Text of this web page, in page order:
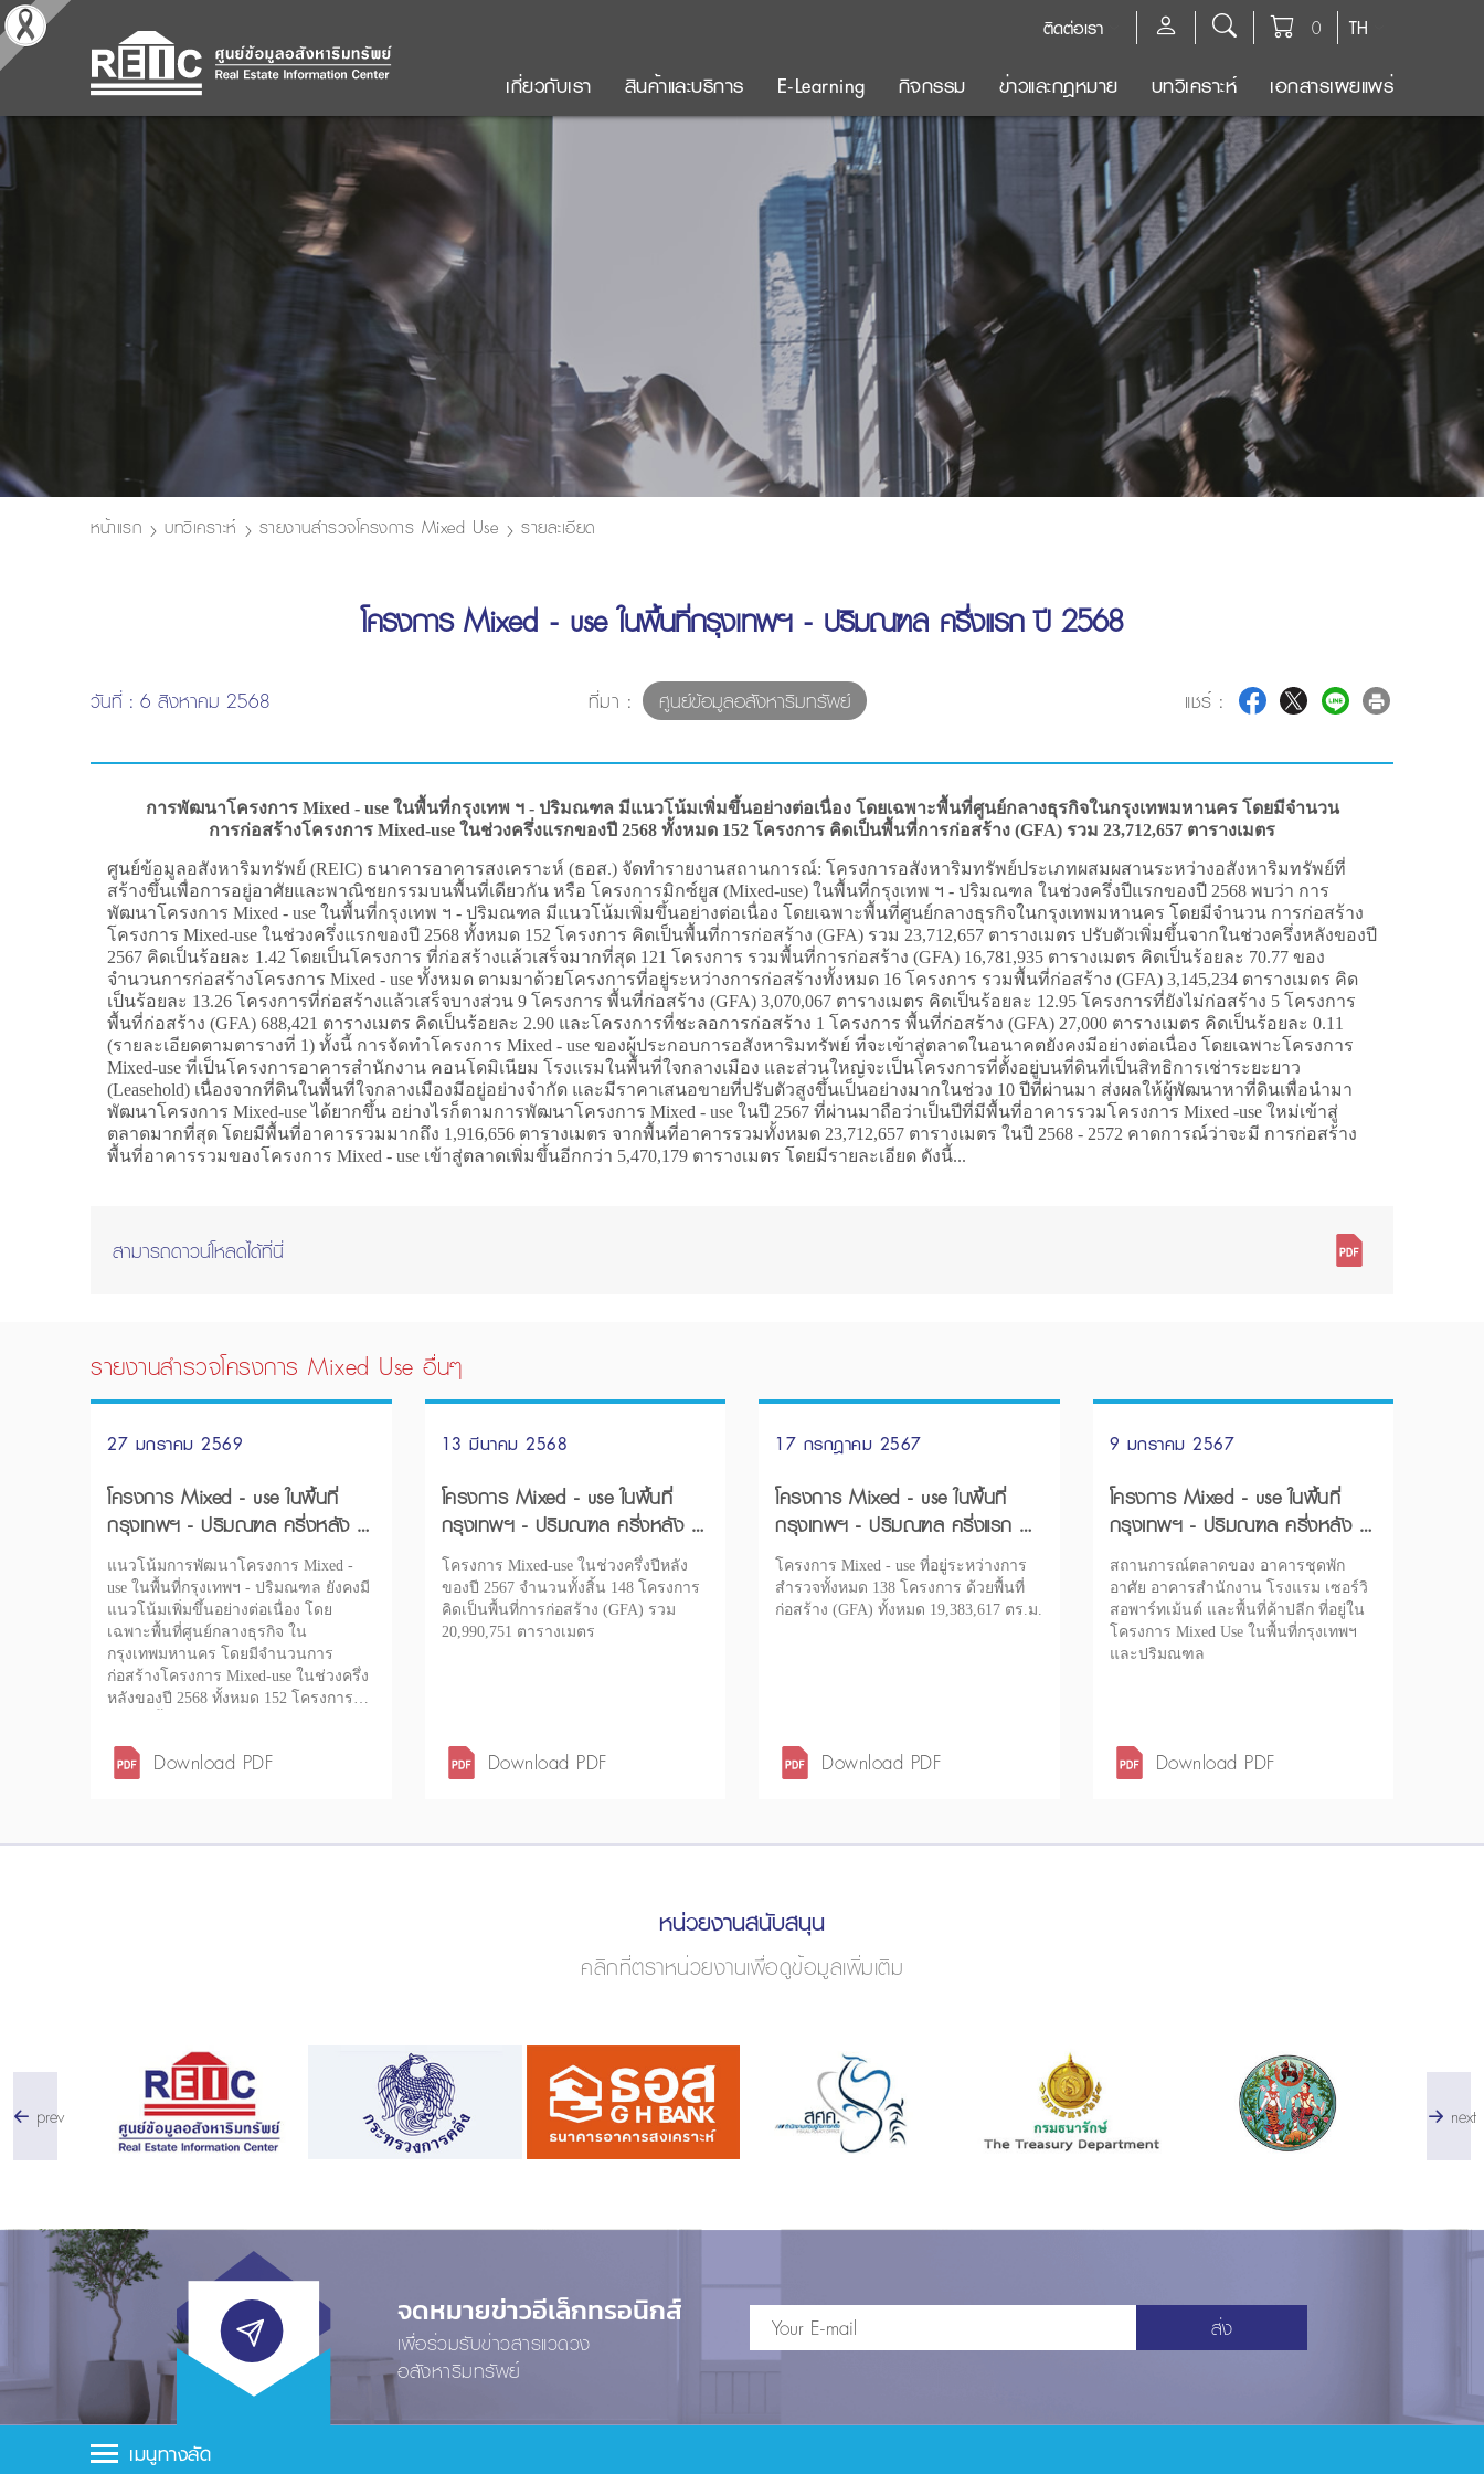
TH
0
ติดต่อเรา
เกี่ยวกับเรา สินค้าและบริการ E-Learning กิจกรรม ข่าวและกฎหมาย บทวิเคราะห์ เอกสารเผยแพร่
หน้าแรก บทวิเคราะห์ รายงานสำรวจโครงการ Mixed Use รายละเอียด
โครงการ Mixed - use ในพื้นที่กรุงเทพฯ - ปริมณฑล ครึ่งแรก ปี 2568
วันที่ : 6 สิงหาคม 2568 ที่มา : ศูนย์ข้อมูลอสังหาริมทรัพย์ แชร์ :
การพัฒนาโครงการ Mixed - use ในพื้นที่กรุงเทพ ฯ - ปริมณฑล มีแนวโน้มเพิ่มขึ้นอย่างต่อเนื่อง โดยเฉพาะพื้นที่ศูนย์กลางธุรกิจในกรุงเทพมหานคร โดยมีจำนวน
การก่อสร้างโครงการ Mixed-use ในช่วงครึ่งแรกของปี 2568 ทั้งหมด 152 โครงการ คิดเป็นพื้นที่การก่อสร้าง (GFA) รวม 23,712,657 ตารางเมตร
ศูนย์ข้อมูลอสังหาริมทรัพย์ (REIC) ธนาคารอาคารสงเคราะห์ (ธอส.) จัดทำรายงานสถานการณ์: โครงการอสังหาริมทรัพย์ประเภทผสมผสานระหว่างอสังหาริมทรัพย์ที่
สร้างขึ้นเพื่อการอยู่อาศัยและพาณิชยกรรมบนพื้นที่เดียวกัน หรือ โครงการมิกซ์ยูส (Mixed-use) ในพื้นที่กรุงเทพ ฯ - ปริมณฑล ในช่วงครึ่งปีแรกของปี 2568 พบว่า การ
พัฒนาโครงการ Mixed - use ในพื้นที่กรุงเทพ ฯ - ปริมณฑล มีแนวโน้มเพิ่มขึ้นอย่างต่อเนื่อง โดยเฉพาะพื้นที่ศูนย์กลางธุรกิจในกรุงเทพมหานคร โดยมีจำนวน การก่อสร้าง
โครงการ Mixed-use ในช่วงครึ่งแรกของปี 2568 ทั้งหมด 152 โครงการ คิดเป็นพื้นที่การก่อสร้าง (GFA) รวม 23,712,657 ตารางเมตร ปรับตัวเพิ่มขึ้นจากในช่วงครึ่งหลังของปี
2567 คิดเป็นร้อยละ 1.42 โดยเป็นโครงการ ที่ก่อสร้างแล้วเสร็จมากที่สุด 121 โครงการ รวมพื้นที่การก่อสร้าง (GFA) 16,781,935 ตารางเมตร คิดเป็นร้อยละ 70.77 ของ
จำนวนการก่อสร้างโครงการ Mixed - use ทั้งหมด ตามมาด้วยโครงการที่อยู่ระหว่างการก่อสร้างทั้งหมด 16 โครงการ รวมพื้นที่ก่อสร้าง (GFA) 3,145,234 ตารางเมตร คิด
เป็นร้อยละ 13.26 โครงการที่ก่อสร้างแล้วเสร็จบางส่วน 9 โครงการ พื้นที่ก่อสร้าง (GFA) 3,070,067 ตารางเมตร คิดเป็นร้อยละ 12.95 โครงการที่ยังไม่ก่อสร้าง 5 โครงการ
พื้นที่ก่อสร้าง (GFA) 688,421 ตารางเมตร คิดเป็นร้อยละ 2.90 และโครงการที่ชะลอการก่อสร้าง 1 โครงการ พื้นที่ก่อสร้าง (GFA) 27,000 ตารางเมตร คิดเป็นร้อยละ 0.11
(รายละเอียดตามตารางที่ 1) ทั้งนี้ การจัดทำโครงการ Mixed - use ของผู้ประกอบการอสังหาริมทรัพย์ ที่จะเข้าสู่ตลาดในอนาคตยังคงมีอย่างต่อเนื่อง โดยเฉพาะโครงการ
Mixed-use ที่เป็นโครงการอาคารสำนักงาน คอนโดมิเนียม โรงแรมในพื้นที่ใจกลางเมือง และส่วนใหญ่จะเป็นโครงการที่ตั้งอยู่บนที่ดินที่เป็นสิทธิการเช่าระยะยาว
(Leasehold) เนื่องจากที่ดินในพื้นที่ใจกลางเมืองมีอยู่อย่างจำกัด และมีราคาเสนอขายที่ปรับตัวสูงขึ้นเป็นอย่างมากในช่วง 10 ปีที่ผ่านมา ส่งผลให้ผู้พัฒนาหาที่ดินเพื่อนำมา
พัฒนาโครงการ Mixed-use ได้ยากขึ้น อย่างไรก็ตามการพัฒนาโครงการ Mixed - use ในปี 2567 ที่ผ่านมาถือว่าเป็นปีที่มีพื้นที่อาคารรวมโครงการ Mixed -use ใหม่เข้าสู่
ตลาดมากที่สุด โดยมีพื้นที่อาคารรวมมากถึง 1,916,656 ตารางเมตร จากพื้นที่อาคารรวมทั้งหมด 23,712,657 ตารางเมตร ในปี 2568 - 2572 คาดการณ์ว่าจะมี การก่อสร้าง
พื้นที่อาคารรวมของโครงการ Mixed - use เข้าสู่ตลาดเพิ่มขึ้นอีกกว่า 5,470,179 ตารางเมตร โดยมีรายละเอียด ดังนี้...
สามารถดาวน์โหลดได้ที่นี่
รายงานสำรวจโครงการ Mixed Use อื่นๆ
27 มกราคม 2569
โครงการ Mixed - use ในพื้นที่
กรุงเทพฯ - ปริมณฑล ครึ่งหลัง ปี
2568
แนวโน้มการพัฒนาโครงการ Mixed -
use ในพื้นที่กรุงเทพฯ - ปริมณฑล ยังคงมี
แนวโน้มเพิ่มขึ้นอย่างต่อเนื่อง โดย
เฉพาะพื้นที่ศูนย์กลางธุรกิจ ใน
กรุงเทพมหานคร โดยมีจำนวนการ
ก่อสร้างโครงการ Mixed-use ในช่วงครึ่ง
หลังของปี 2568 ทั้งหมด 152 โครงการ
21,999,003 ตารางเมตร
Download PDF
13 มีนาคม 2568
โครงการ Mixed - use ในพื้นที่
กรุงเทพฯ - ปริมณฑล ครึ่งหลัง ปี
2567
โครงการ Mixed-use ในช่วงครึ่งปีหลัง
ของปี 2567 จำนวนทั้งสิ้น 148 โครงการ
คิดเป็นพื้นที่การก่อสร้าง (GFA) รวม
20,990,751 ตารางเมตร
Download PDF
17 กรกฎาคม 2567
โครงการ Mixed - use ในพื้นที่
กรุงเทพฯ - ปริมณฑล ครึ่งแรก ปี
2567
โครงการ Mixed - use ที่อยู่ระหว่างการ
สำรวจทั้งหมด 138 โครงการ ด้วยพื้นที่
ก่อสร้าง (GFA) ทั้งหมด 19,383,617 ตร.ม.
Download PDF
9 มกราคม 2567
โครงการ Mixed - use ในพื้นที่
กรุงเทพฯ - ปริมณฑล ครึ่งหลัง ปี
2566
สถานการณ์ตลาดของ อาคารชุดพัก
อาศัย อาคารสำนักงาน โรงแรม เซอร์วิ
สอพาร์ทเม้นต์ และพื้นที่ค้าปลีก ที่อยู่ใน
โครงการ Mixed Use ในพื้นที่กรุงเทพฯ
และปริมณฑล
Download PDF
หน่วยงานสนับสนุน
คลิกที่ตราหน่วยงานเพื่อดูข้อมูลเพิ่มเติม
prev next
จดหมายข่าวอีเล็กทรอนิกส์
เพื่อร่วมรับข่าวสารแวดวง
อสังหาริมทรัพย์
ส่ง
เมนูทางลัด